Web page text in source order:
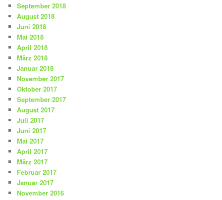
September 2018
August 2018
Juni 2018
Mai 2018
April 2018
März 2018
Januar 2018
November 2017
Oktober 2017
September 2017
August 2017
Juli 2017
Juni 2017
Mai 2017
April 2017
März 2017
Februar 2017
Januar 2017
November 2016